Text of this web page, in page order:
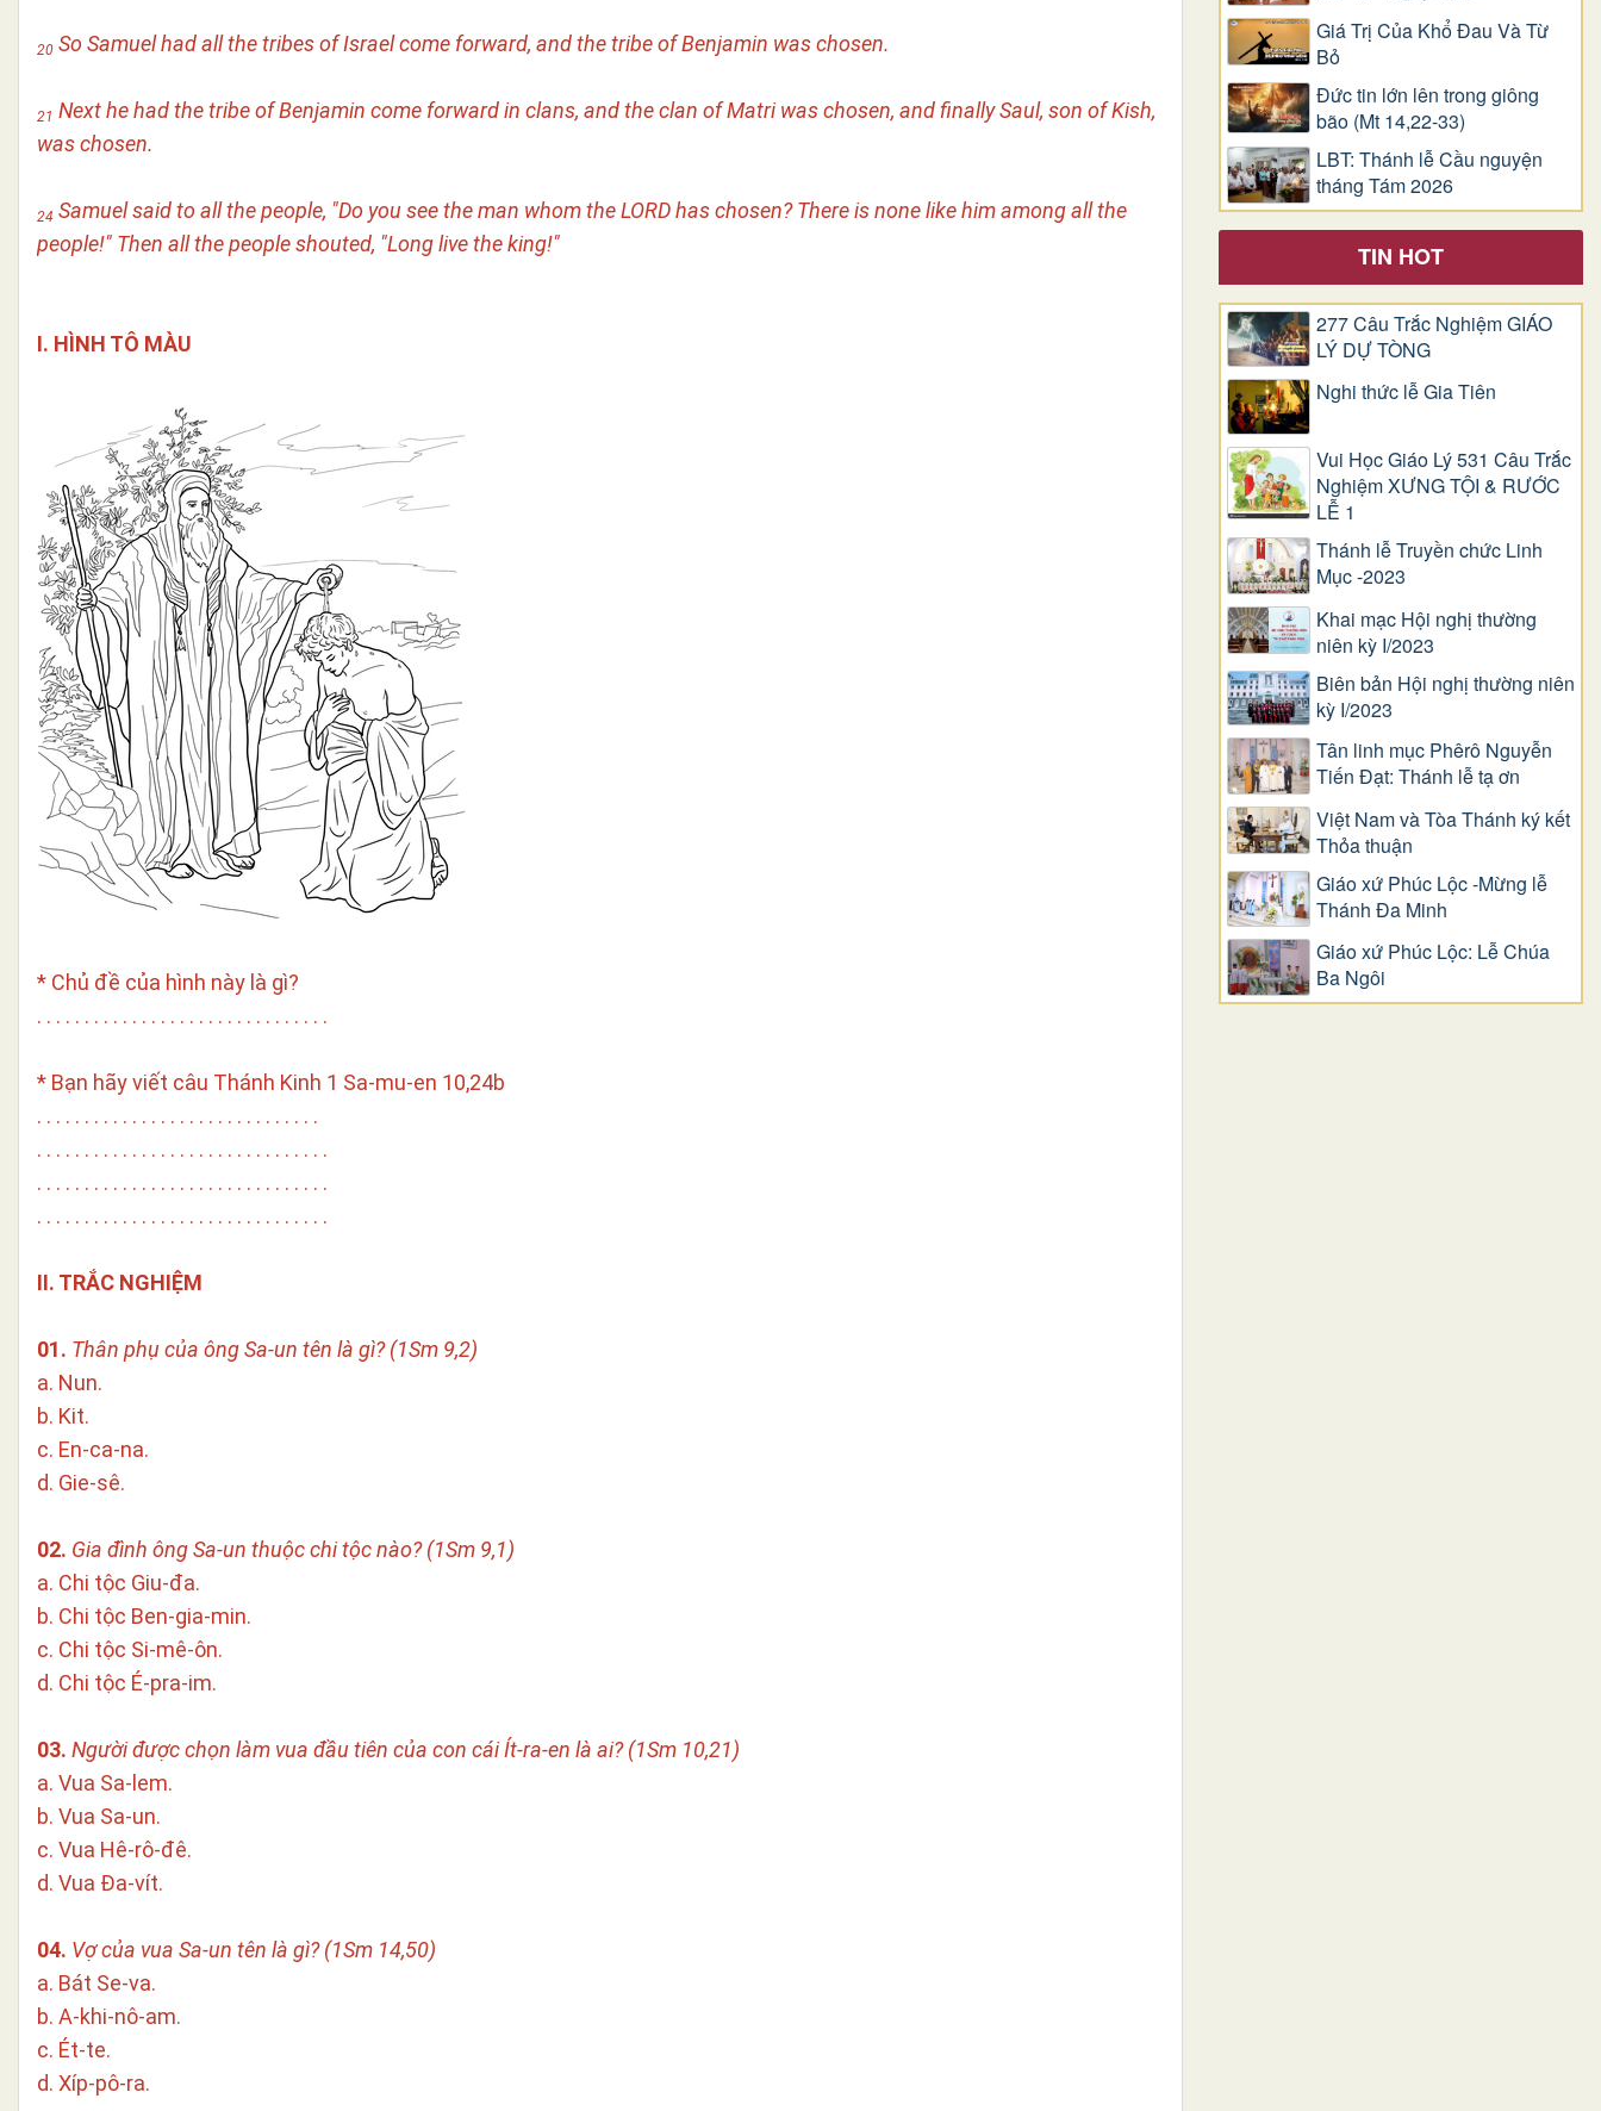
20 So Samuel had all the tribes of Israel come forward, and the tribe of Benjamin was chosen.
21 Next he had the tribe of Benjamin come forward in clans, and the clan of Matri was chosen, and finally Saul, son of Kish,
was chosen.
24 Samuel said to all the people, "Do you see the man whom the LORD has chosen? There is none like him among all the
people!" Then all the people shouted, "Long live the king!"
I. HÌNH TÔ MÀU
* Chủ đề của hình này là gì?
. . . . . . . . . . . . . . . . . . . . . . . . . . . . . . .
* Bạn hãy viết câu Thánh Kinh 1 Sa-mu-en 10,24b
. . . . . . . . . . . . . . . . . . . . . . . . . . . . . .
. . . . . . . . . . . . . . . . . . . . . . . . . . . . . . .
. . . . . . . . . . . . . . . . . . . . . . . . . . . . . . .
. . . . . . . . . . . . . . . . . . . . . . . . . . . . . . .
II. TRẮC NGHIỆM
01. Thân phụ của ông Sa-un tên là gì? (1Sm 9,2)
a. Nun.
b. Kit.
c. En-ca-na.
d. Gie-sê.
02. Gia đình ông Sa-un thuộc chi tộc nào? (1Sm 9,1)
a. Chi tộc Giu-đa.
b. Chi tộc Ben-gia-min.
c. Chi tộc Si-mê-ôn.
d. Chi tộc É-pra-im.
03. Người được chọn làm vua đầu tiên của con cái Ít-ra-en là ai? (1Sm 10,21)
a. Vua Sa-lem.
b. Vua Sa-un.
c. Vua Hê-rô-đê.
d. Vua Đa-vít.
04. Vợ của vua Sa-un tên là gì? (1Sm 14,50)
a. Bát Se-va.
b. A-khi-nô-am.
c. Ét-te.
d. Xíp-pô-ra.
Giá Trị Của Khổ Ðau Và Từ
Bỏ
Đức tin lớn lên trong giông
bão (Mt 14,22-33)
LBT: Thánh lễ Cầu nguyện
tháng Tám 2026
TIN HOT
277 Câu Trắc Nghiệm GIÁO
LÝ DỰ TÒNG
Nghi thức lễ Gia Tiên
Vui Học Giáo Lý 531 Câu Trắc
Nghiệm XƯNG TỘI & RƯỚC
LỄ 1
Thánh lễ Truyền chức Linh
Mục -2023
Khai mạc Hội nghị thường
niên kỳ I/2023
Biên bản Hội nghị thường niên
kỳ I/2023
Tân linh mục Phêrô Nguyễn
Tiến Đạt: Thánh lễ tạ ơn
Việt Nam và Tòa Thánh ký kết
Thỏa thuận
Giáo xứ Phúc Lộc -Mừng lễ
Thánh Đa Minh
Giáo xứ Phúc Lộc: Lễ Chúa
Ba Ngôi